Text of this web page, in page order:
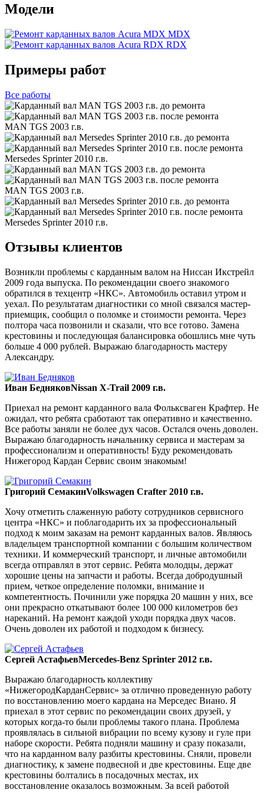
Модели
MDX
RDX
Примеры работ
Все работы
MAN TGS 2003 г.в.
Mersedes Sprinter 2010 г.в.
MAN TGS 2003 г.в.
Mersedes Sprinter 2010 г.в.
Отзывы клиентов
Возникли проблемы с карданным валом на Ниссан Икстрейл
2009 года выпуска. По рекомендации своего знакомого
обратился в техцентр «НКС». Автомобиль оставил утром и
уехал. По результатам диагностики со мной связался мастер-
приемщик, сообщил о поломке и стоимости ремонта. Через
полтора часа позвонили и сказали, что все готово. Замена
крестовины и последующая балансировка обошлись мне чуть
больше 4 000 рублей. Выражаю благодарность мастеру
Александру.
Иван БедняковNissan X-Trail 2009 г.в.
Приехал на ремонт карданного вала Фольксваген Крафтер. Не
ожидал, что ребята сработают так оперативно и качественно.
Все работы заняли не более дух часов. Остался очень доволен.
Выражаю благодарность начальнику сервиса и мастерам за
профессионализм и оперативность! Буду рекомендовать
Нижегород Кардан Сервис своим знакомым!
Григорий СемакинVolkswagen Crafter 2010 г.в.
Хочу отметить слаженную работу сотрудников сервисного
центра «НКС» и поблагодарить их за профессиональный
подход к моим заказам на ремонт карданных валов. Являюсь
владельцем транспортной компании с большим количеством
техники. И коммерческий транспорт, и личные автомобили
всегда отправлял в этот сервис. Ребята молодцы, держат
хорошие цены на запчасти и работы. Всегда добродушный
прием, четкое определение поломки, внимание и
компетентность. Починили уже порядка 20 машин у них, все
они прекрасно откатывают более 100 000 километров без
нареканий. На ремонт каждой уходи порядка двух часов.
Очень доволен их работой и подходом к бизнесу.
Сергей АстафьевMercedes-Benz Sprinter 2012 г.в.
Выражаю благодарность коллективу
«НижегородКарданСервис» за отлично проведенную работу
по восстановлению моего кардана на Мерседес Виано. Я
приехал в этот сервис по рекомендации своих друзей, у
которых когда-то были проблемы такого плана. Проблема
проявлялась в сильной вибрации по всему кузову и гуле при
наборе скорости. Ребята подняли машину и сразу показали,
что на карданном валу разбиты крестовины. Сняли, провели
диагностику, к замене подвесной и две крестовины. Еще две
крестовины болтались в посадочных местах, их
восстановление оказалось возможным. За всей работой